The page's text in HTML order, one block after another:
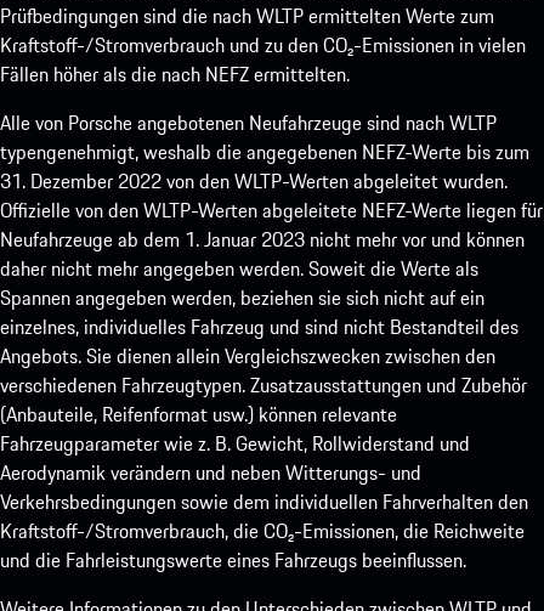
Prüfbedingungen sind die nach WLTP ermittelten Werte zum
Kraftstoff-/Stromverbrauch und zu den CO₂-Emissionen in vielen
Fällen höher als die nach NEFZ ermittelten.
Alle von Porsche angebotenen Neufahrzeuge sind nach WLTP
typengenehmigt, weshalb die angegebenen NEFZ-Werte bis zum
31. Dezember 2022 von den WLTP-Werten abgeleitet wurden.
Offizielle von den WLTP-Werten abgeleitete NEFZ-Werte liegen für
Neufahrzeuge ab dem 1. Januar 2023 nicht mehr vor und können
daher nicht mehr angegeben werden. Soweit die Werte als
Spannen angegeben werden, beziehen sie sich nicht auf ein
einzelnes, individuelles Fahrzeug und sind nicht Bestandteil des
Angebots. Sie dienen allein Vergleichszwecken zwischen den
verschiedenen Fahrzeugtypen. Zusatzausstattungen und Zubehör
(Anbauteile, Reifenformat usw.) können relevante
Fahrzeugparameter wie z. B. Gewicht, Rollwiderstand und
Aerodynamik verändern und neben Witterungs- und
Verkehrsbedingungen sowie dem individuellen Fahrverhalten den
Kraftstoff-/Stromverbrauch, die CO₂-Emissionen, die Reichweite
und die Fahrleistungswerte eines Fahrzeugs beeinflussen.